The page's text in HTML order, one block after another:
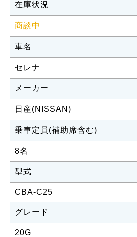
在庫状況
商談中
車名
セレナ
メーカー
日産(NISSAN)
乗車定員(補助席含む)
8名
型式
CBA-C25
グレード
20G